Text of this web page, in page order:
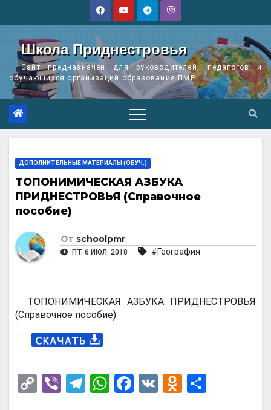
Школа Приднестровья
Сайт предназначен для руководителей, педагогов и
обучающихся организаций образования ПМР
ДОПОЛНИТЕЛЬНЫЕ МАТЕРИАЛЫ (ОБУЧ.)
ТОПОНИМИЧЕСКАЯ АЗБУКА
ПРИДНЕСТРОВЬЯ (Справочное
пособие)
От schoolpmr
ПТ. 6 ИЮЛ. 2018 #География
ТОПОНИМИЧЕСКАЯ АЗБУКА ПРИДНЕСТРОВЬЯ
(Справочное пособие)
C
Vi
T
W
F
V
O